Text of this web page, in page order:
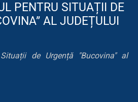
PENTRU SITUAȚII DE
AL JUDEȚULUI
de Urgență "Bucovina" al